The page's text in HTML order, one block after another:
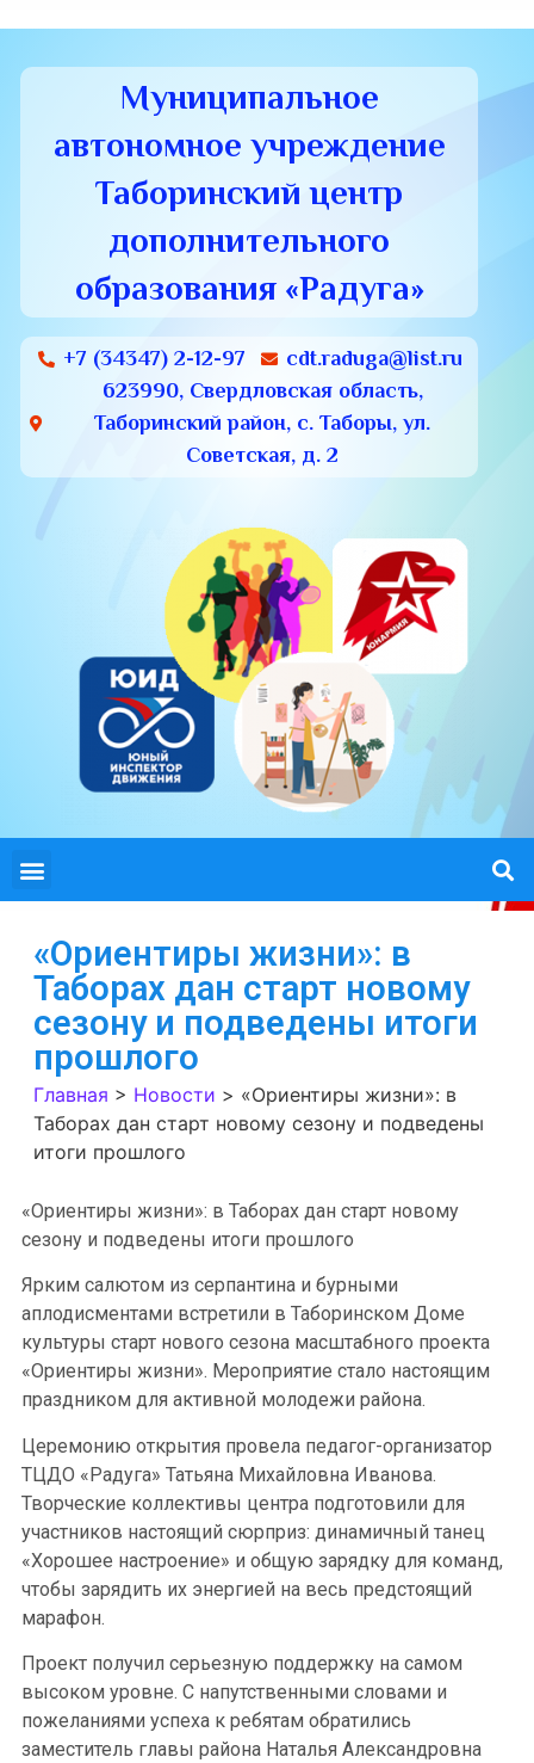
Муниципальное
автономное учреждение
Таборинский центр
дополнительного
образования «Радуга»
+7 (34347) 2-12-97
cdt.raduga@list.ru
623990, Свердловская область,
Таборинский район, с. Таборы, ул.
Советская, д. 2
«Ориентиры жизни»: в
Таборах дан старт новому
сезону и подведены итоги
прошлого
Главная > Новости > «Ориентиры жизни»: в
Таборах дан старт новому сезону и подведены
итоги прошлого
«Ориентиры жизни»: в Таборах дан старт новому
сезону и подведены итоги прошлого
Ярким салютом из серпантина и бурными
аплодисментами встретили в Таборинском Доме
культуры старт нового сезона масштабного проекта
«Ориентиры жизни». Мероприятие стало настоящим
праздником для активной молодежи района.
Церемонию открытия провела педагог-организатор
ТЦДО «Радуга» Татьяна Михайловна Иванова.
Творческие коллективы центра подготовили для
участников настоящий сюрприз: динамичный танец
«Хорошее настроение» и общую зарядку для команд,
чтобы зарядить их энергией на весь предстоящий
марафон.
Проект получил серьезную поддержку на самом
высоком уровне. С напутственными словами и
пожеланиями успеха к ребятам обратились
заместитель главы района Наталья Александровна